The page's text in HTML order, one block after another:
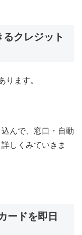
クレジット
ります。
んで、窓口・自動
しくみていきま
ードを即日